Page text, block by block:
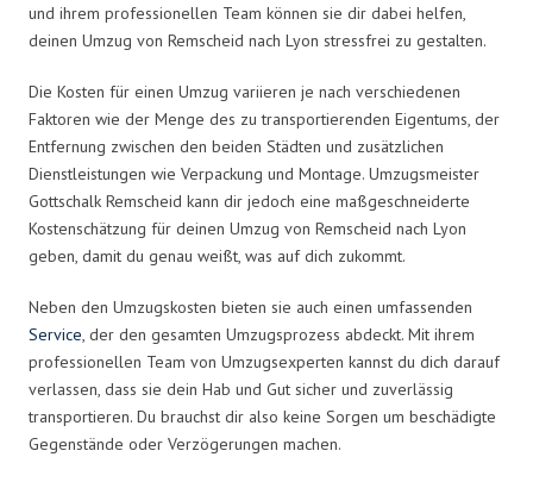
und ihrem professionellen Team können sie dir dabei helfen,
deinen Umzug von Remscheid nach Lyon stressfrei zu gestalten.
Die Kosten für einen Umzug variieren je nach verschiedenen
Faktoren wie der Menge des zu transportierenden Eigentums, der
Entfernung zwischen den beiden Städten und zusätzlichen
Dienstleistungen wie Verpackung und Montage. Umzugsmeister
Gottschalk Remscheid kann dir jedoch eine maßgeschneiderte
Kostenschätzung für deinen Umzug von Remscheid nach Lyon
geben, damit du genau weißt, was auf dich zukommt.
Neben den Umzugskosten bieten sie auch einen umfassenden
Service, der den gesamten Umzugsprozess abdeckt. Mit ihrem
professionellen Team von Umzugsexperten kannst du dich darauf
verlassen, dass sie dein Hab und Gut sicher und zuverlässig
transportieren. Du brauchst dir also keine Sorgen um beschädigte
Gegenstände oder Verzögerungen machen.